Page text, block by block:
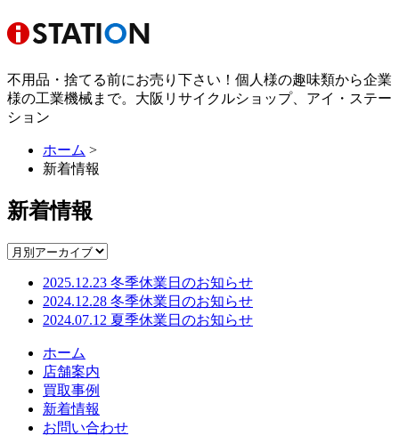
不用品・捨てる前にお売り下さい！個人様の趣味類から企業
様の工業機械まで。大阪リサイクルショップ、アイ・ステー
ション
ホーム >
新着情報
新着情報
2025.12.23 冬季休業日のお知らせ
2024.12.28 冬季休業日のお知らせ
2024.07.12 夏季休業日のお知らせ
ホーム
店舗案内
買取事例
新着情報
お問い合わせ